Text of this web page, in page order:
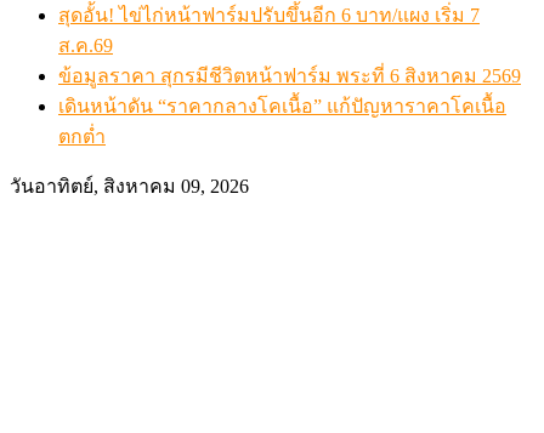
สุดอั้น! ไข่ไก่หน้าฟาร์มปรับขึ้นอีก 6 บาท/แผง เริ่ม 7
ส.ค.69
ข้อมูลราคา สุกรมีชีวิตหน้าฟาร์ม พระที่ 6 สิงหาคม 2569
เดินหน้าดัน “ราคากลางโคเนื้อ” แก้ปัญหาราคาโคเนื้อ
ตกต่ำ
วันอาทิตย์, สิงหาคม 09, 2026